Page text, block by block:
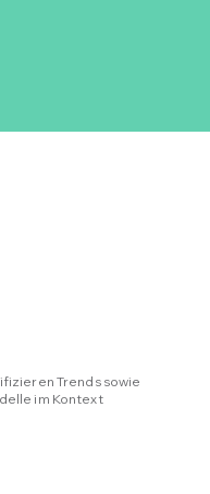
Trends sowie
im Kontext